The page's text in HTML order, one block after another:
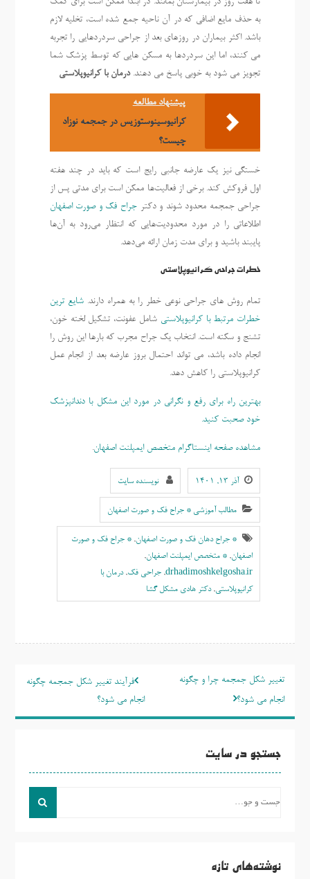
به حذف مایع اضافی که در آن ناحیه جمع شده است، تخلیه لازم
باشد. اکثر بیماران در روزهای بعد از جراحی سردردهایی را تجربه
می کنند، اما این سردردها به مسکن هایی که توسط پزشک شما
تجویز می شود به خوبی پاسخ می دهند.درمان با کرانیوپلاستی
پیشنهاد مطالعه
کرانیوسینوستوزیس در جمجمه نوزاد
چیست؟
خستگی نیز یک عارضه جانبی رایج است که باید در چند هفته
اول فروکش کند. برخی از فعالیت‌ها ممکن است برای مدتی پس از
جراحی جمجمه محدود شوند و دکترجراح فک و صورت اصفهان
اطلاعاتی را در مورد محدودیت‌هایی که انتظار می‌رود به آن‌ها
پایبند باشید و برای مدت زمان ارائه می‌دهد.
خطرات جراحی کرانیوپلاستی
تمام روش های جراحی نوعی خطر را به همراه دارند.شایع ترین
خطرات مرتبط با کرانیوپلاستی شامل عفونت، تشکیل لخته خون،
تشنج و سکته است. انتخاب یک جراح مجرب که بارها این روش را
انجام داده باشد، می تواند احتمال بروز عارضه بعد از انجام عمل
کرانیوپلاستی را کاهش دهد.
بهترین راه برای رفع و نگرانی در مورد این مشکل با دندانپزشک
خود صحبت کنید.
مشاهده صفحه اینستاگرام متخصص ایمپلنت اصفهان.
آذر ۱۳, ۱۴۰۱ نویسنده سایت
مطالب آموزشی * جراح فک و صورت اصفهان
* جراح دهان فک و صورت اصفهان, * جراح فک و صورت
اصفهان, * متخصص ایمپلنت اصفهان,
drhadimoshkelgosha.ir
, جراحی فک,درمان با
کرانیوپلاستی,دکتر هادی مشکل گشا
راهبری
نوشته
فرآیند تغییر شکل جمجمه چگونه
انجام می شود؟
تغییر شکل جمجمه چرا و چگونه
انجام می شود؟
جستجو در سایت
نوشته‌های تازه